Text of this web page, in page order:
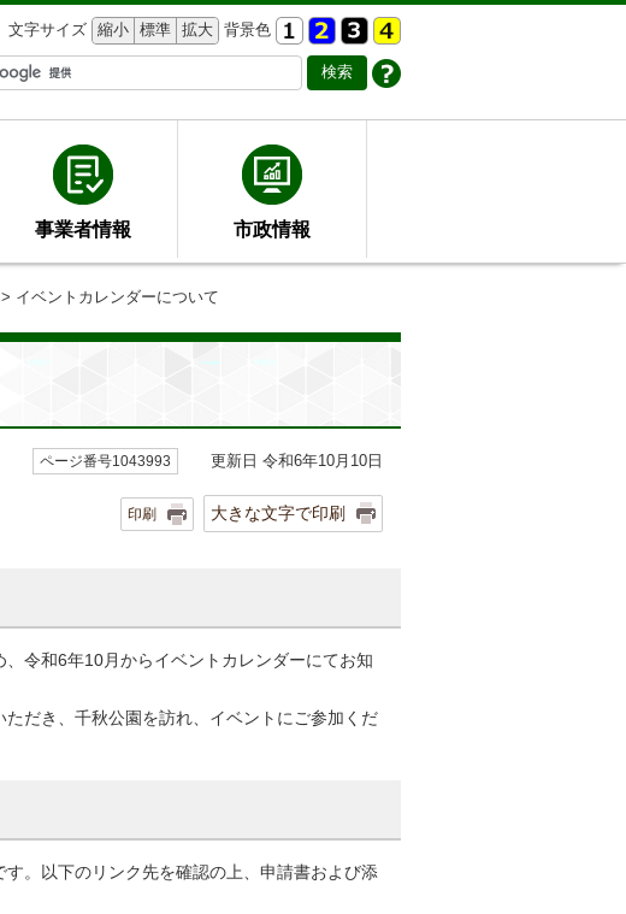
文字サイズ 縮小 標準 拡大 背景色
事業者情報 市政情報
> イベントカレンダーについて
ページ番号1043993 更新日 令和6年10月10日
印刷 大きな文字で印刷
令和6年10月からイベントカレンダーにてお知
だき、千秋公園を訪れ、イベントにご参加くだ
。以下のリンク先を確認の上、申請書および添